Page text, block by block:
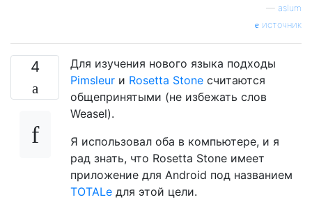
aslum
источник
4
Для изучения нового языка подходы
Pimsleur и Rosetta Stone считаются
общепринятыми (не избежать слов
Weasel).
Я использовал оба в компьютере, и я
рад знать, что Rosetta Stone имеет
приложение для Android под названием
TOTALe для этой цели.